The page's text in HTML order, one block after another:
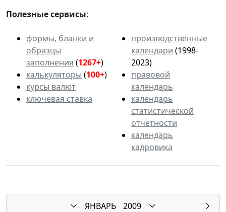
Полезные сервисы:
формы, бланки и
образцы
заполнения (1267+)
калькуляторы (100+)
курсы валют
ключевая ставка
производственные
календари (1998-
2023)
правовой
календарь
календарь
статистической
отчетности
календарь
кадровика
ЯНВАРЬ
2009